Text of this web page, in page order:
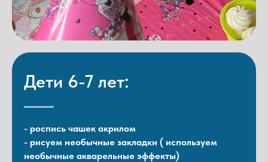
Дети 6-7 лет:
- роспись чашек акрилом
- рисуем необычные закладки ( используем
необычные акварельные эффекты)